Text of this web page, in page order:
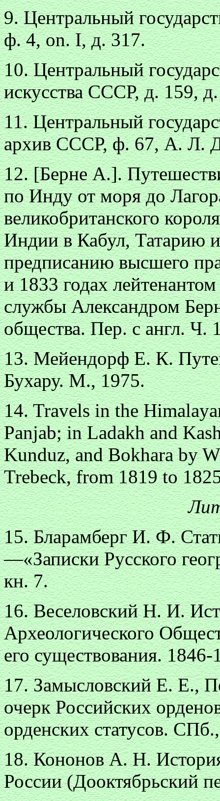
9. Центральный
ф. 4, on. I, д. 317.
10. Центральный
искусства СССР, д. 159,
11. Центральный
архив СССР, ф. 67, А. Л.
12. [Берне А.].
по Инду от моря до
великобританского
Индии в Кабул, Татарию
предписанию высшего
и 1833 годах
службы Александром
общества. Пер. с англ.
13. Мейендорф Е. К.
Бухару. М., 1975.
14. Travels in the
Panjab; in Ladakh and
Kunduz, and Bokhara by
Trebeck, from 1819 to
15. Бларамберг И. Ф.
—«Записки Русского
кн. 7.
16. Веселовский Н. И.
Археологического
его существования.
17. Замысловский Е. Е.,
очерк Российских
орденских статусов.
18. Кононов А. Н.
России (Дооктябрьский